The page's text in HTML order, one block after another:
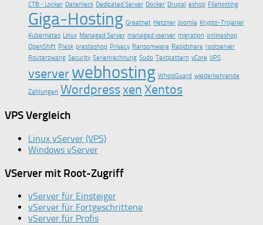
CTB - Locker Datenleck Dedicated Server Docker Drupal eshop Filehosting
Giga-Hosting Greatnet Hetzner Joomla Krypto-Trojaner
Kubernetes Linux Managed Server managed vserver migration onlineshop
OpenShift Plesk prestashop Privacy Ransomware Rapidshare rootserver
Routerzwang Security Serienrechnung Sudo Textpattern vCore VPS
vserverwebhosting WhoisGuard wiederkehrende
Zahlungen WordpressxenXentos
VPS Vergleich
Linux vServer (VPS)
Windows vServer
VServer mit Root-Zugriff
vServer für Einsteiger
vServer für Fortgeschrittene
vServer für Profis